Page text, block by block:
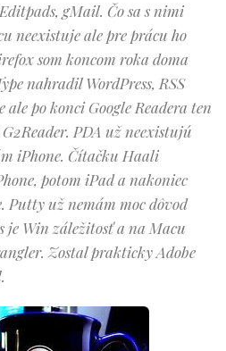
gMail. Čo sa s nimi
neexistuje ale pre prácu ho
som koncom roka doma
nahradil WordPress, RSS
po konci Google Readera ten
PDA už neexistujú
iPhone. Čítačku Haali
potom iPad a nakoniec
Putty už nemám moc dôvod
je Win záležitosť a na Macu
Zostal prakticky Adobe